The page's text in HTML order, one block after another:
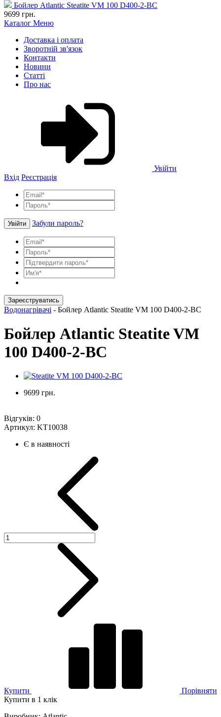
Бойлер Atlantic Steatite VM 100 D400-2-BC
9699 грн.
Каталог Меню
Доставка і оплата
Зворотній зв'язок
Контакти
Новини
Статті
Про нас
Увійти
Вхід Реєстрація
Увійти Забули пароль?
Зареєструватись
Водонагрівачі - Бойлер Atlantic Steatite VM 100 D400-2-BC
Бойлер Atlantic Steatite VM
100 D400-2-BC
9699 грн.
Відгуків: 0
Артикул: KT10038
Є в наявності
Купити
Порівняти
Купити в 1 клік